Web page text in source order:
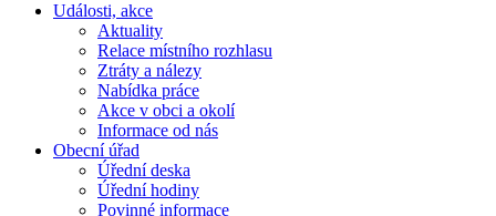
Události, akce
Aktuality
Relace místního rozhlasu
Ztráty a nálezy
Nabídka práce
Akce v obci a okolí
Informace od nás
Obecní úřad
Úřední deska
Úřední hodiny
Povinné informace